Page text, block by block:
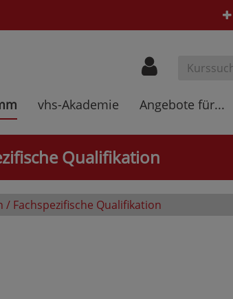
vhs-Akademie Angebote für...
Qualifikation
Fachspezifische Qualifikation